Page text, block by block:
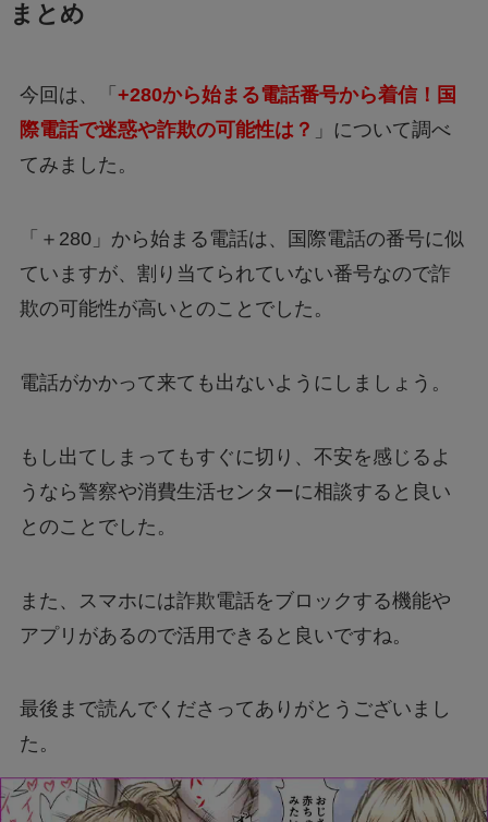
まとめ
今回は、「 +280から始まる電話番号から着信！国
際電話で迷惑や詐欺の可能性は？ 」について調べ
てみました。
「＋280」から始まる電話は、国際電話の番号に似
ていますが、割り当てられていない番号なので詐
欺の可能性が高いとのことでした。
電話がかかって来ても出ないようにしましょう。
もし出てしまってもすぐに切り、不安を感じるよ
うなら警察や消費生活センターに相談すると良い
とのことでした。
また、スマホには詐欺電話をブロックする機能や
アプリがあるので活用できると良いですね。
最後まで読んでくださってありがとうございまし
た。